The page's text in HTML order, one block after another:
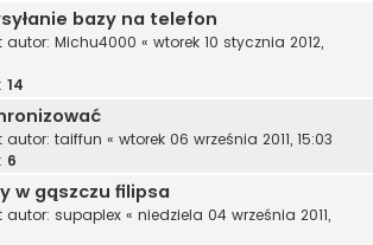
bazy na telefon
autor: Michu4000 « wtorek 10 stycznia 2012,
14
autor: taiffun « wtorek 06 września 2011, 15:03
6
w gąszczu filipsa
autor: supaplex « niedziela 04 września 2011,